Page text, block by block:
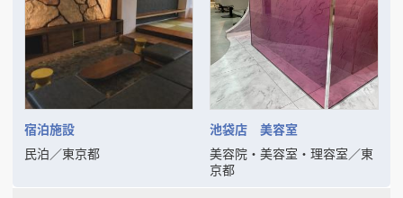
お客様のイメージを丁寧にヒアリングし、形にすることを大切にしてい
ます。
宿泊施設
民泊 ／東京都
池袋店 美容室
美容院・美容室・理容室 ／東
京都